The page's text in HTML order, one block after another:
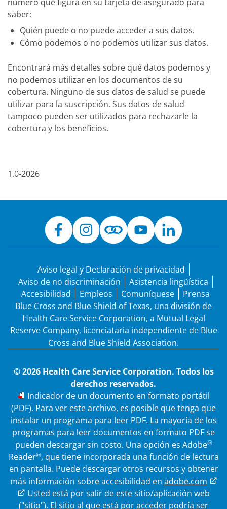
saber:
Quién puede o no puede acceder a sus datos.
Cómo podemos o no podemos utilizar sus datos.
Encontrará más detalles sobre qué datos podemos y
no podemos utilizar en los documentos de su
cobertura. Ninguno de sus datos de salud se puede
utilizar para la suscripción. Sus datos de salud
tampoco pueden ser utilizados para rechazarle la
cobertura y los beneficios.
1.0-2026
Aviso legal y Declaración de privacidad
Aviso de no discriminación
Asistencia lingüística
Accesibilidad
Empleos Comuníquese
Prensa
Blue Cross and Blue Shield of Texas, una división de
Health Care Service Corporation, a Mutual Legal
Reserve Company, licenciataria independiente de Blue
Cross and Blue Shield Association.
© 2026 Health Care Service Corporation. Todos los
derechos reservados.
PDF
Indicador de un documento en formato portátil
(PDF). Para ver este archivo, es posible que tenga que
instalar un programa para leer PDF. La mayoría de los
programas para leer documentos en formato PDF se
pueden descargar sin costo. Una opción es Adobe®
Reader®, que tiene incorporada una función de lectura
en pantalla. Puede descargar otros recursos y obtener
más información sobre accesibilidad en adobe.com
Enlace externo
Usted está por salir de este sitio/aplicación web
("sitio"). El sitio al que está por acceder podría ser